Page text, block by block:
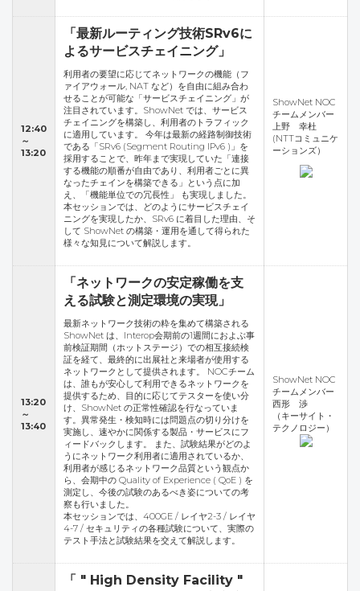
12:40
～
13:20
「最新ルーティング技術SRv6に
よるサービスチェイニング」
利用者の要望に応じてネットワークの機能（フ
ァイアウォール, NAT など）を自由に組み合わ
せることが可能な「サービスチェイニング」が
注目されています。ShowNet では、サービス
チェイニングを構築し、利用者のトラフィック
に適用しています。 今年は最新の経路制御技術
である「SRv6 (Segment Routing IPv6 )」を
採用することで、昨年まで実現していた「連接
する機能の順番が自由であり、利用者ごとに異
なったチェインを構築できる」という点に加
え、「機能単位での冗長性」 も実現しました。
本セッションでは、どのようにサービスチェイ
ニングを実現したか、SRv6 に着目した理由、そ
して ShowNet の構築・運用を通して得られた
様々な知見について解説します。
ShowNet NOC
チームメンバー
上野 幸杜
(NTTコミュニケ
ーションズ）
13:20
～
13:40
「ネットワークの安定稼働を支
える試験と測定環境の実現」
最新ネットワーク技術の粋を集めて構築される
ShowNet は、Interop会期前の1週間におよぶ事
前検証期間（ホットステージ）での相互接続検
証を経て、最終的に出展社と来場者が使用する
ネットワークとして提供されます。 NOCチーム
は、誰もが安心して利用できるネットワークを
提供するため、目的に応じてテスターを使い分
け、ShowNet の正常性確認を行なっていま
す。異常発生・検知時には問題点の切り分けを
実施し、速やかに関係する製品・サービスにフ
ィードバックします。 また、試験結果がどのよ
うにネットワーク利用者に適用されているか、
利用者が感じるネットワーク品質という観点か
ら、会期中の Quality of Experience ( QoE ) を
測定し、今後の試験のあるべき姿についての考
察も行いました。
本セッションでは、400GE / レイヤ2-3 / レイヤ
4-7 / セキュリティの各種試験について、実際の
テスト手法と試験結果を交えて解説します。
ShowNet NOC
チームメンバー
西形 渉
（キーサイト・
テクノロジー）
「 " High Density Facility "